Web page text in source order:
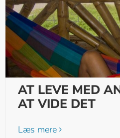
AT LEVE MED
AT VIDE DET
Læs mere